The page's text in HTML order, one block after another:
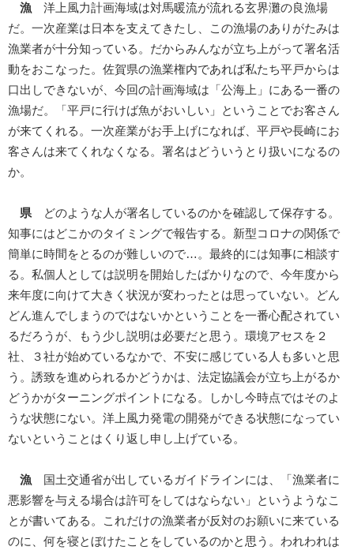
漁 洋上風力計画海域は対馬暖流が流れる玄界灘の良漁場
だ。一次産業は日本を支えてきたし、この漁場のありがたみは
漁業者が十分知っている。だからみんなが立ち上がって署名活
動をおこなった。佐賀県の漁業権内であれば私たち平戸からは
口出しできないが、今回の計画海域は「公海上」にある一番の
漁場だ。「平戸に行けば魚がおいしい」ということでお客さん
が来てくれる。一次産業がお手上げになれば、平戸や長崎にお
客さんは来てくれなくなる。署名はどういうとり扱いになるの
か。
県 どのような人が署名しているのかを確認して保存する。
知事にはどこかのタイミングで報告する。新型コロナの関係で
簡単に時間をとるのが難しいので…。最終的には知事に相談す
る。私個人としては説明を開始したばかりなので、今年度から
来年度に向けて大きく状況が変わったとは思っていない。どん
どん進んでしまうのではないかということを一番心配されてい
るだろうが、もう少し説明は必要だと思う。環境アセスを２
社、３社が始めているなかで、不安に感じている人も多いと思
う。誘致を進められるかどうかは、法定協議会が立ち上がるか
どうかがターニングポイントになる。しかし今時点ではそのよ
うな状態にない。洋上風力発電の開発ができる状態になってい
ないということはくり返し申し上げている。
漁 国土交通省が出しているガイドラインには、「漁業者に
悪影響を与える場合は許可をしてはならない」というようなこ
とが書いてある。これだけの漁業者が反対のお願いに来ている
のに、何を寝とぼけたことをしているのかと思う。われわれは